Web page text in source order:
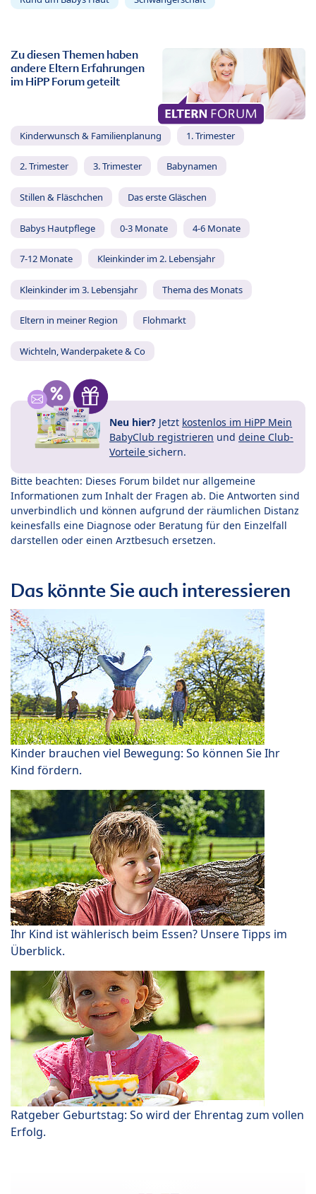
Zu diesen Themen haben
andere Eltern Erfahrungen
im HiPP Forum geteilt
Kinderwunsch & Familienplanung 1. Trimester
2. Trimester 3. Trimester Babynamen
Stillen & Fläschchen Das erste Gläschen
Babys Hautpflege 0-3 Monate 4-6 Monate
7-12 Monate Kleinkinder im 2. Lebensjahr
Kleinkinder im 3. Lebensjahr Thema des Monats
Eltern in meiner Region Flohmarkt
Wichteln, Wanderpakete & Co
Neu hier? Jetzt kostenlos im HiPP Mein
BabyClub registrieren und deine Club-
Vorteile sichern.
Bitte beachten: Dieses Forum bildet nur allgemeine
Informationen zum Inhalt der Fragen ab. Die Antworten sind
unverbindlich und können aufgrund der räumlichen Distanz
keinesfalls eine Diagnose oder Beratung für den Einzelfall
darstellen oder einen Arztbesuch ersetzen.
Das könnte Sie auch interessieren
Kinder brauchen viel Bewegung: So können Sie Ihr
Kind fördern.
Ihr Kind ist wählerisch beim Essen? Unsere Tipps im
Überblick.
Ratgeber Geburtstag: So wird der Ehrentag zum vollen
Erfolg.